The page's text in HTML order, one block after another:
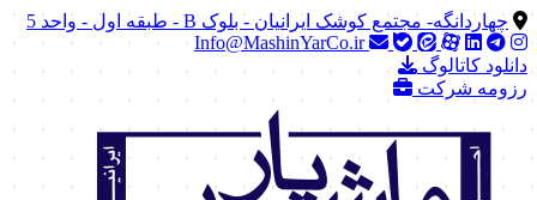
چهاردانگه- مجتمع کوشک ایرانیان - بلوک B - طبقه اول - واحد 5
Info@MashinYarCo.ir
دانلود کاتالوگ
رزومه شرکت